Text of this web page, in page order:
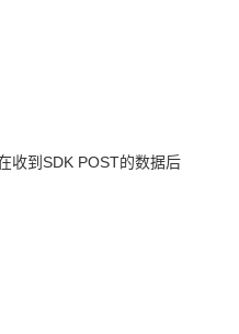
收到SDK POST的数据后